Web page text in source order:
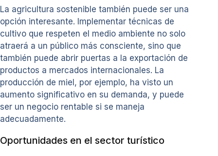
La agricultura sostenible también puede ser una
opción interesante. Implementar técnicas de
cultivo que respeten el medio ambiente no solo
atraerá a un público más consciente, sino que
también puede abrir puertas a la exportación de
productos a mercados internacionales. La
producción de miel, por ejemplo, ha visto un
aumento significativo en su demanda, y puede
ser un negocio rentable si se maneja
adecuadamente.
Oportunidades en el sector turístico